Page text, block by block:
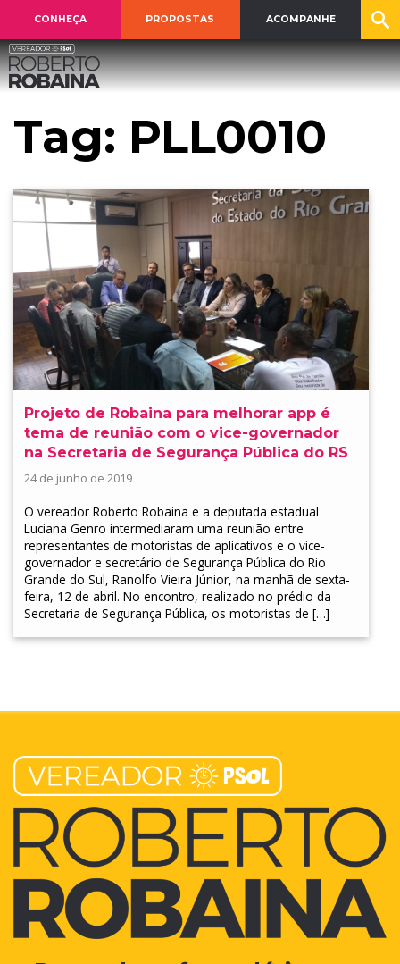
CONHEÇA PROPOSTAS ACOMPANHE
Tag: PLL0010
Projeto de Robaina para melhorar app é
tema de reunião com o vice-governador
na Secretaria de Segurança Pública do RS
24 de junho de 2019
O vereador Roberto Robaina e a deputada estadual
Luciana Genro intermediaram uma reunião entre
representantes de motoristas de aplicativos e o vice-
governador e secretário de Segurança Pública do Rio
Grande do Sul, Ranolfo Vieira Júnior, na manhã de sexta-
feira, 12 de abril. No encontro, realizado no prédio da
Secretaria de Segurança Pública, os motoristas de […]